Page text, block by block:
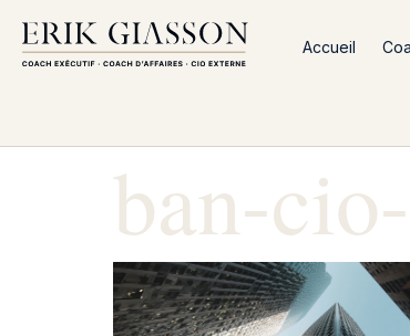
Accueil
ban-